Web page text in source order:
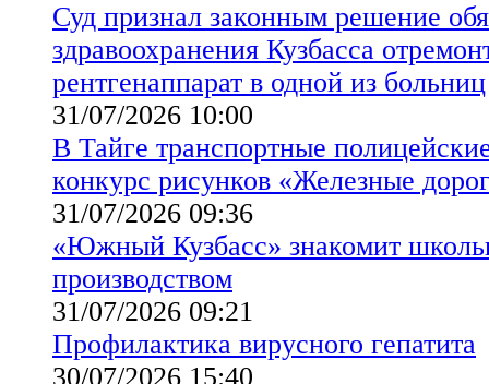
Суд признал законным решение
здравоохранения Кузбасса
рентгенаппарат в одной из больниц
31/07/2026 10:00
В Тайге транспортные
конкурс рисунков «Железные
31/07/2026 09:36
«Южный Кузбасс» знакомит
производством
31/07/2026 09:21
Профилактика вирусного гепатита
30/07/2026 15:40